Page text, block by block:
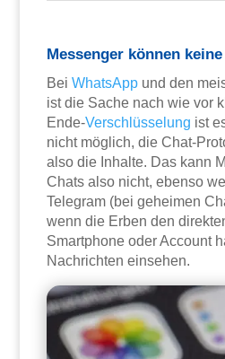
Messenger können
BeiWhatsApp und den
ist die Sache nach wie vor
Ende-Verschlüsselung ist
nicht möglich, die Chat-
also die Inhalte. Das kann
Chats also nicht, ebenso
Telegram (bei geheimen
wenn die Erben den
Smartphone oder Account
Nachrichten einsehen.